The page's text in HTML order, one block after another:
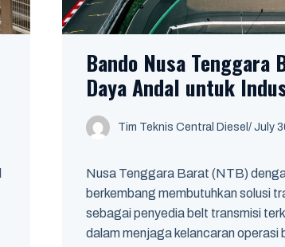
Bando Nusa
Daya Andal untuk
Tim Teknis Central Diesel / July
Nusa Tenggara Barat (NTB)
berkembang membutuhkan solusi
sebagai penyedia belt transmisi
dalam menjaga kelancaran